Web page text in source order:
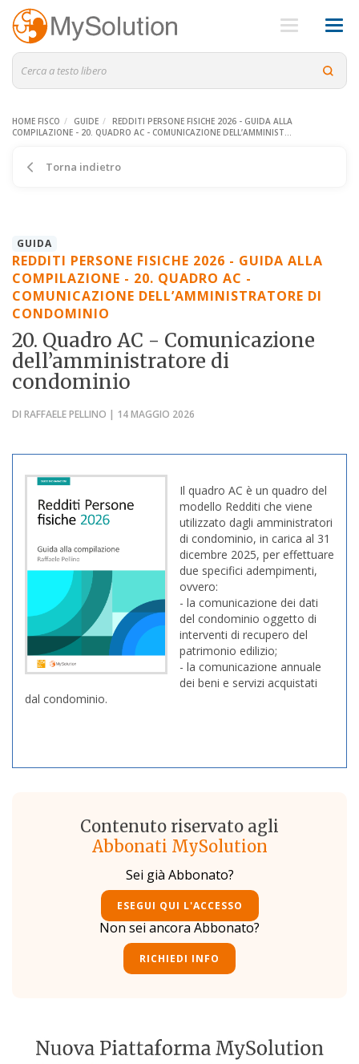
HOME FISCO GUIDE
REDDITI PERSONE FISICHE 2026 - GUIDA ALLA
COMPILAZIONE - 20. QUADRO AC - COMUNICAZIONE DELL’AMMINIST...
Torna indietro
GUIDA
REDDITI PERSONE FISICHE 2026 - GUIDA ALLA
COMPILAZIONE - 20. QUADRO AC -
COMUNICAZIONE DELL’AMMINISTRATORE DI
CONDOMINIO
20. Quadro AC - Comunicazione
dell’amministratore di
condominio
DI RAFFAELE PELLINO | 14 MAGGIO 2026
Il quadro AC è un quadro del
modello Redditi che viene
utilizzato dagli amministratori
di condominio, in carica al 31
dicembre 2025, per effettuare
due specifici adempimenti,
ovvero:
- la comunicazione dei dati
del condominio oggetto di
interventi di recupero del
patrimonio edilizio;
- la comunicazione annuale
dei beni e servizi acquistati
dal condominio.
Contenuto riservato agli
Abbonati MySolution
Sei già Abbonato?
ESEGUI QUI L'ACCESSO
Non sei ancora Abbonato?
RICHIEDI INFO